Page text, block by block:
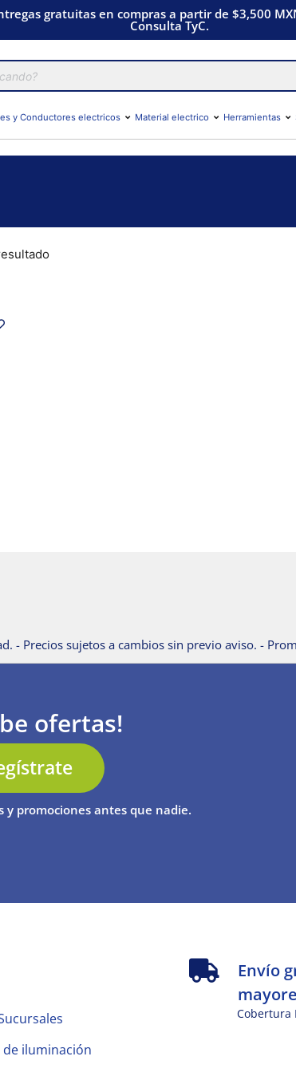
gratuitas en compras a partir de $3,500
Consulta TyC.
y Conductores electricos Material electrico Herramientas
- Precios sujetos a cambios sin previo aviso. -
ofertas!
y promociones antes que nadie.
iluminación
Envío
Cobertura